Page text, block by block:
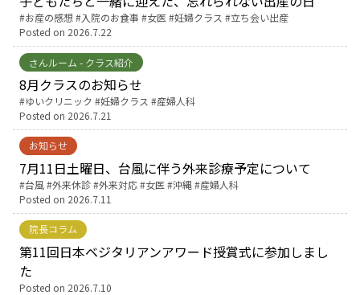
Tags:
お産の感想 入院のお食事 女医 妊婦クラス
立ち会い出産
Posted on 2026.7.22
さんルーム - クラス紹介
8月クラスのお知らせ
Tags:
ゆいクリニック 妊婦クラス
産婦人科
Posted on 2026.7.21
お知らせ
7月11日土曜日、台風に伴う外来診療予定について
Tags:
台風 外来休診 外来対応 女医 沖縄
産婦人科
Posted on 2026.7.11
院長コラム
第11回日本ベジタリアンアワード授賞式に参加しまし
た
Posted on 2026.7.10